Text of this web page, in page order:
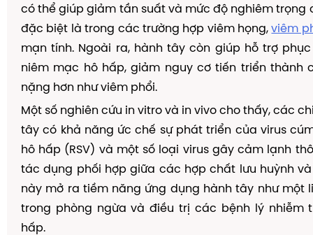
có thể giúp giảm tần suất và mức độ nghiêm trọng
đặc biệt là trong các trường hợp viêm họng,viêm
mạn tính. Ngoài ra, hành tây còn giúp hỗ trợ
niêm mạc hô hấp, giảm nguy cơ tiến triển thành
nặng hơn như viêm phổi.
Một số nghiên cứu in vitro và in vivo cho thấy, các
tây có khả năng ức chế sự phát triển của virus
hô hấp (RSV) và một số loại virus gây cảm lạnh
tác dụng phối hợp giữa các hợp chất lưu huỳnh
này mở ra tiềm năng ứng dụng hành tây như một
trong phòng ngừa và điều trị các bệnh lý nhiễm
hấp.